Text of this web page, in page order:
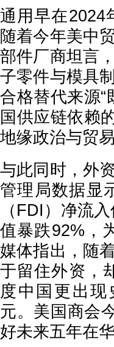
通用早在2024
随着今年美中
部件厂商坦言
子零件与模具
合格替代来源“
国供应链依赖
地缘政治与贸
与此同时，外
管理局数据显
（FDI）净流
值暴跌92%，
媒体指出，随
于留住外资，
度中国更出
元。美国商会
好未来五年在